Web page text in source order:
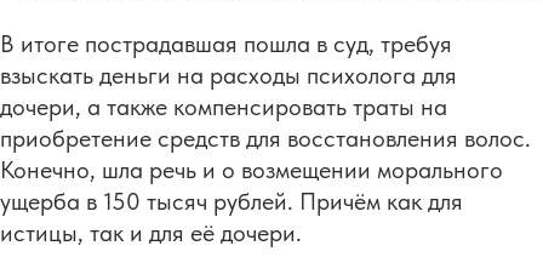
В итоге пострадавшая пошла в суд, требуя
взыскать деньги на расходы психолога для
дочери, а также компенсировать траты на
приобретение средств для восстановления волос.
Конечно, шла речь и о возмещении морального
ущерба в 150 тысяч рублей. Причём как для
истицы, так и для её дочери.